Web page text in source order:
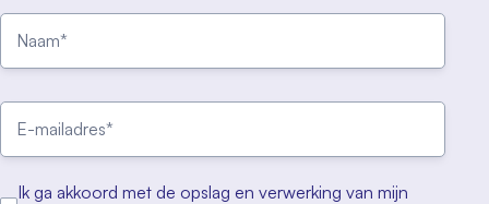
Ik ga akkoord met de opslag en verwerking van mijn